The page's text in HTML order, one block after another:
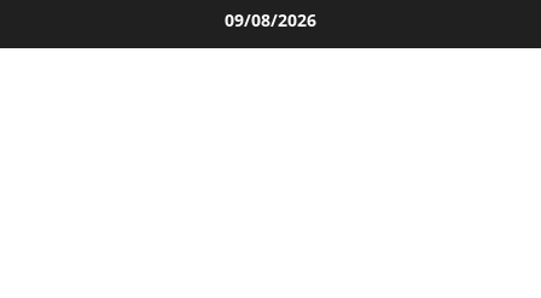
al
09/08/2026